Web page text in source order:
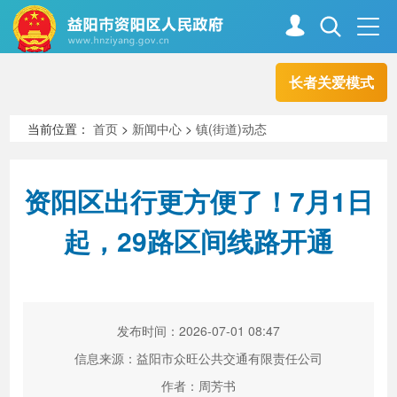
长者关爱模式
走进资阳
新闻中心 解读回应
当前位置：首页 > 新闻中心 >镇(街道)动态
资阳区出行更方便了！7月1日
起，29路区间线路开通
发布时间：2026-07-01 08:47
信息来源：益阳市众旺公共交通有限责任公司
作者：周芳书